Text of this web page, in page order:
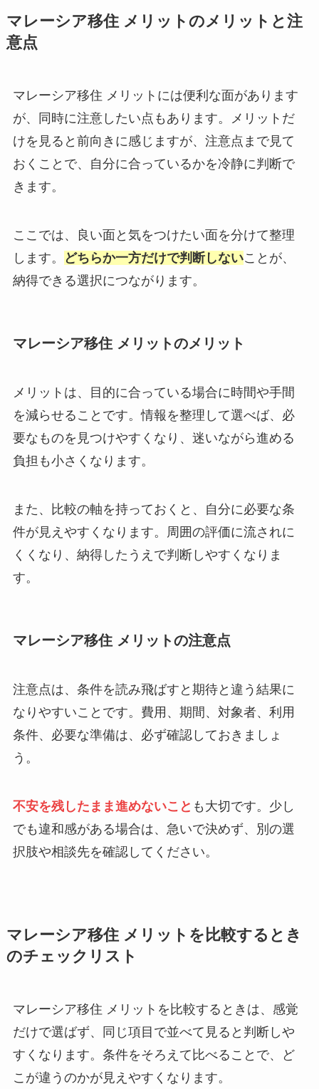
マレーシア移住 メリットのメリットと注
意点
マレーシア移住 メリットには便利な面があります
が、同時に注意したい点もあります。メリットだ
けを見ると前向きに感じますが、注意点まで見て
おくことで、自分に合っているかを冷静に判断で
きます。
ここでは、良い面と気をつけたい面を分けて整理
します。
どちらか一方だけで判断しないことが、
納得できる選択につながります。
マレーシア移住 メリットのメリット
メリットは、目的に合っている場合に時間や手間
を減らせることです。情報を整理して選べば、必
要なものを見つけやすくなり、迷いながら進める
負担も小さくなります。
また、比較の軸を持っておくと、自分に必要な条
件が見えやすくなります。周囲の評価に流されに
くくなり、納得したうえで判断しやすくなりま
す。
マレーシア移住 メリットの注意点
注意点は、条件を読み飛ばすと期待と違う結果に
なりやすいことです。費用、期間、対象者、利用
条件、必要な準備は、必ず確認しておきましょ
う。
不安を残したまま進めないこと も大切です。少し
でも違和感がある場合は、急いで決めず、別の選
択肢や相談先を確認してください。
マレーシア移住 メリットを比較するとき
のチェックリスト
マレーシア移住 メリットを比較するときは、感覚
だけで選ばず、同じ項目で並べて見ると判断しや
すくなります。条件をそろえて比べることで、ど
こが違うのかが見えやすくなります。